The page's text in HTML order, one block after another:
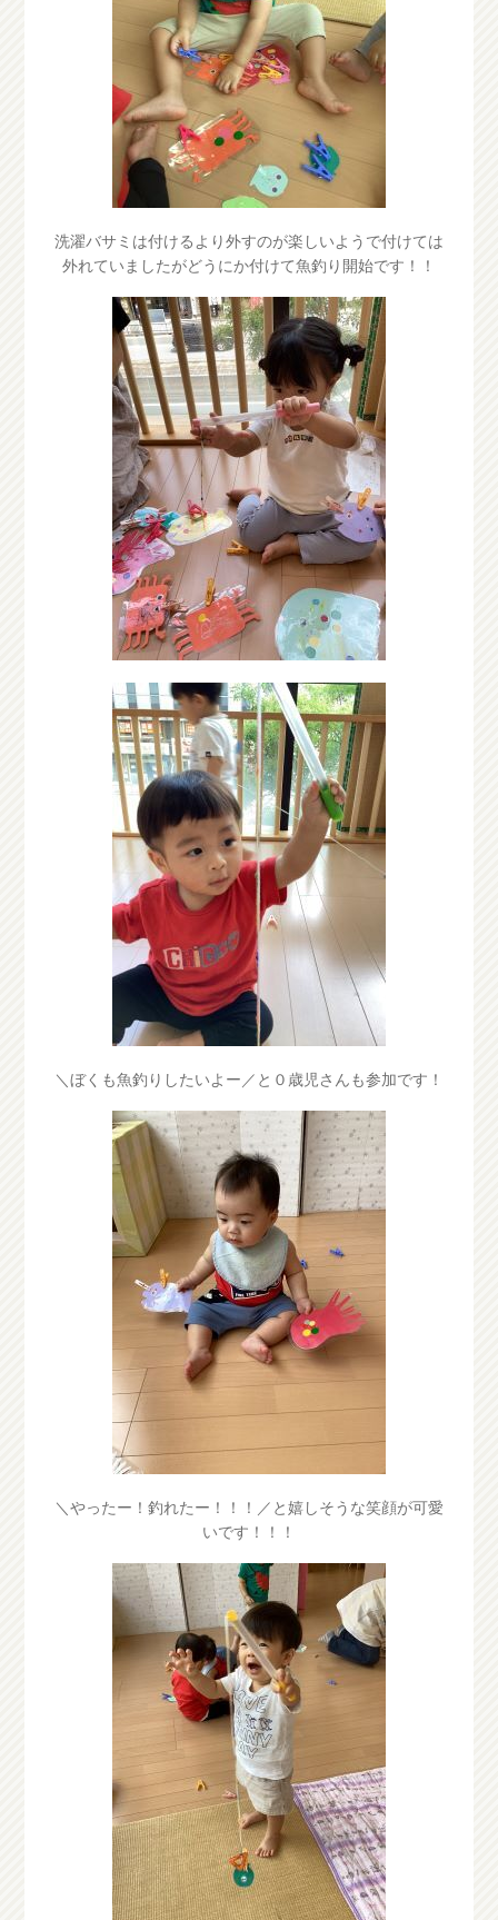
洗濯バサミは付けるより外すのが楽しいようで付けては
外れていましたがどうにか付けて魚釣り開始です！！
＼ぼくも魚釣りしたいよー／と０歳児さんも参加です！
＼やったー！釣れたー！！！／と嬉しそうな笑顔が可愛
いです！！！